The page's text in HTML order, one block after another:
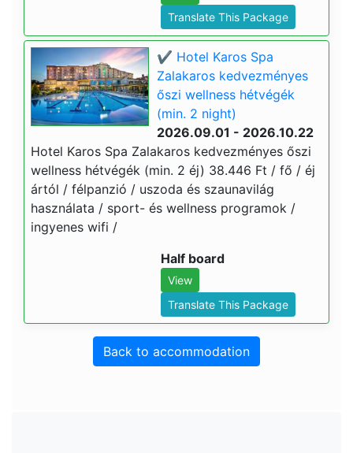
Translate This Package
✔️ Hotel Karos Spa
Zalakaros kedvezményes
őszi wellness hétvégék
(min. 2 night)
2026.09.01 - 2026.10.22
Hotel Karos Spa Zalakaros kedvezményes őszi
wellness hétvégék (min. 2 éj) 38.446 Ft / fő / éj
ártól / félpanzió / uszoda és szaunavilág
használata / sport- és wellness programok /
ingyenes wifi /
Half board
View
Translate This Package
Back to accommodation